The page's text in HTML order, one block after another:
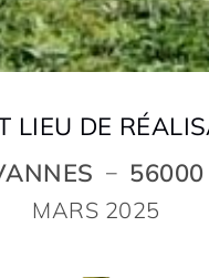
LIEU DE
– 56000
MARS 2025